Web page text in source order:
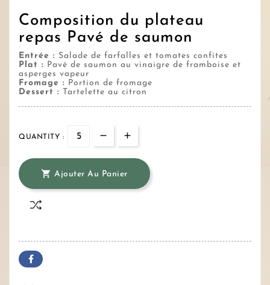
Composition du plateau
repas Pavé de saumon
Entrée : Salade de farfalles et tomates confites
Plat : Pavé de saumon au vinaigre de framboise et
asperges vapeur
Fromage : Portion de fromage
Dessert : Tartelette au citron
QUANTITY :
 Ajouter Au Panier